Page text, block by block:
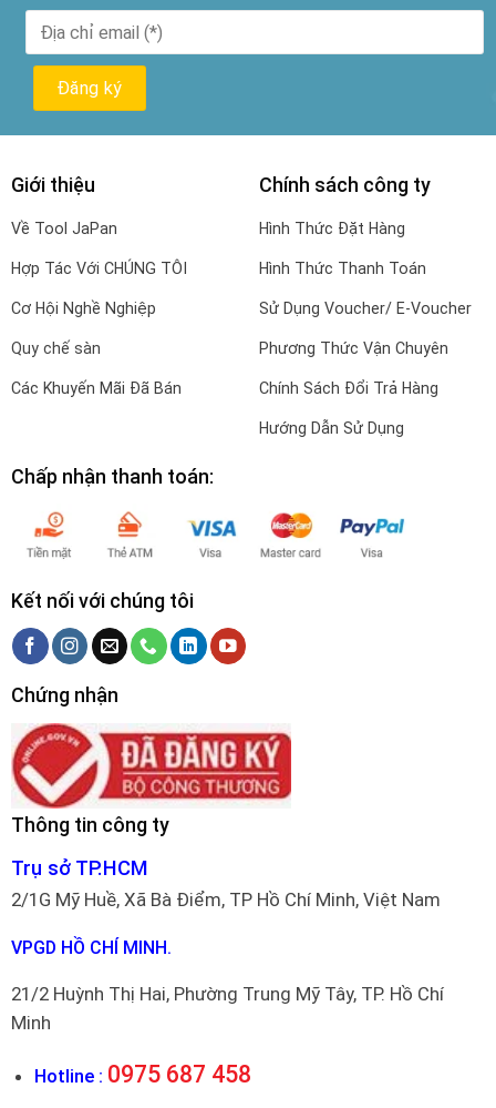
Giới thiệu
Về Tool JaPan
Hợp Tác Với CHÚNG TÔI
Cơ Hội Nghề Nghiệp
Quy chế sàn
Các Khuyến Mãi Đã Bán
Chính sách công ty
Hình Thức Đặt Hàng
Hình Thức Thanh Toán
Sử Dụng Voucher/ E-Voucher
Phương Thức Vận Chuyên
Chính Sách Đổi Trả Hàng
Hướng Dẫn Sử Dụng
Chấp nhận thanh toán:
Kết nối với chúng tôi
Chứng nhận
Thông tin công ty
Trụ sở TP.HCM
2/1G Mỹ Huề, Xã Bà Điểm, TP Hồ Chí Minh, Việt Nam
VPGD HỒ CHÍ MINH.
21/2 Huỳnh Thị Hai, Phường Trung Mỹ Tây, TP. Hồ Chí
Minh
Hotline : 0975 687 458